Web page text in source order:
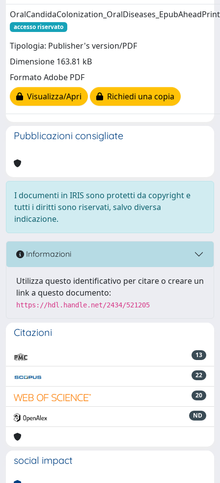
accesso riservato
Tipologia: Publisher's version/PDF
Dimensione 163.81 kB
Formato Adobe PDF
Visualizza/Apri
Richiedi una copia
Pubblicazioni consigliate
I documenti in IRIS sono protetti da copyright e
tutti i diritti sono riservati, salvo diversa
indicazione.
Informazioni
Utilizza questo identificativo per citare o creare un
link a questo documento:
https://hdl.handle.net/2434/521205
Citazioni
13
22
20
ND
social impact